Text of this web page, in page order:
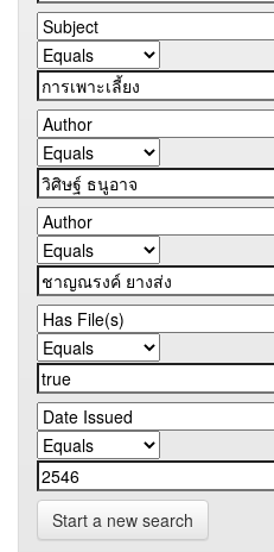
Start a new search